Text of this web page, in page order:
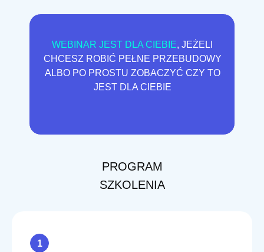
WEBINAR JEST DLA CIEBIE, JEŻELI
CHCESZ ROBIĆ PEŁNE PRZEBUDOWY
ALBO PO PROSTU ZOBACZYĆ CZY TO
JEST DLA CIEBIE
PROGRAM
SZKOLENIA